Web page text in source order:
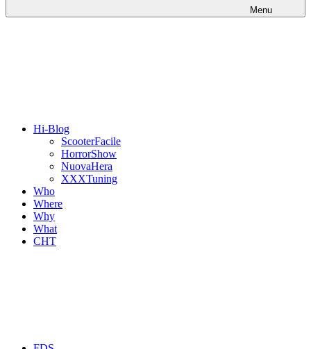
Menu
Hi-Blog
ScooterFacile
HorrorShow
NuovaHera
XXXTuning
Who
Where
Why
What
CHT